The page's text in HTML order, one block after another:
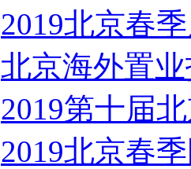
2019北京春
北京海外置
2019第十届
2019北京春